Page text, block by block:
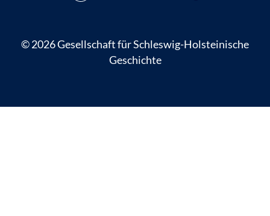
© 2026 Gesellschaft für Schleswig-Holsteinische
Geschichte